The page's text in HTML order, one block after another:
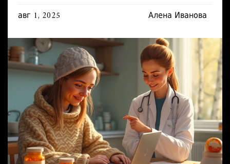
авг 1, 2025 Алена Иванова